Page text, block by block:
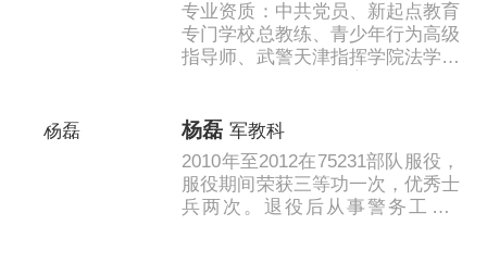
专业资质：中共党员、新起点教育
专门学校总教练、青少年行为高级
指导师、武警天津指挥学院法学专
领域：善......
杨磊 军教科
2010年至2012在75231部队服役，
服役期间荣获三等功一次，优秀士
兵两次。退役后从事警务工作7